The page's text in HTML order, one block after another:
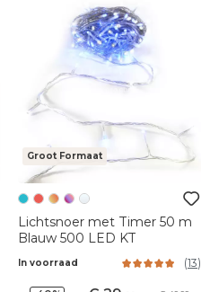
Groot Formaat
Lichtsnoer met Timer 50 m
Blauw 500 LED KT
In voorraad (13)